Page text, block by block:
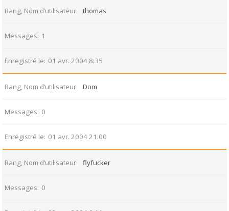
Rang, Nom d’utilisateur thomas
Messages 1
Enregistré le 01 avr. 2004 8:35
Rang, Nom d’utilisateur Dom
Messages 0
Enregistré le 01 avr. 2004 21:00
Rang, Nom d’utilisateur flyfucker
Messages 0